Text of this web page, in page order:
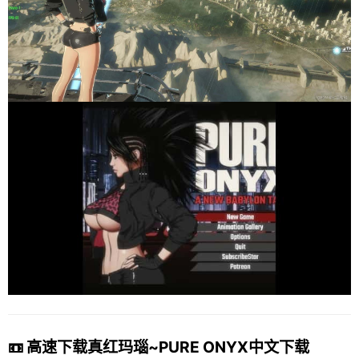
📼 高速下载真红玛瑙~PURE ONYX中文下载